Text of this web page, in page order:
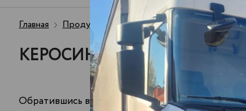
Главная Продукция - топливо Керосин
КЕРОСИН ОПТОМ С
Обратившись в нашу компанию, вы можете